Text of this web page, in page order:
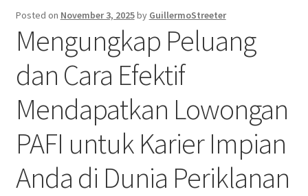
Privacy Policy
Tentang Kami
Posted on November 3, 2025by GuillermoStreeter
Mengungkap Peluang
dan Cara Efektif
Mendapatkan Lowongan
PAFI untuk Karier Impian
Anda di Dunia Periklanan